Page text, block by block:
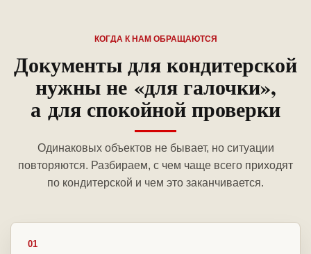
КОГДА К НАМ ОБРАЩАЮТСЯ
Документы для кондитерской
нужны не «для галочки»,
а для спокойной проверки
Одинаковых объектов не бывает, но ситуации
повторяются. Разбираем, с чем чаще всего приходят
по кондитерской и чем это заканчивается.
01